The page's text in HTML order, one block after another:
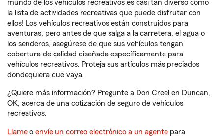
mundo de los vehículos recreativos es casi tan diverso como
la lista de actividades recreativas que puede disfrutar con
ellos! Los vehículos recreativos están construidos para
aventuras, pero antes de que salga a la carretera, el agua o
los senderos, asegúrese de que sus vehículos tengan
cobertura de calidad diseñada específicamente para
vehículos recreativos. Proteja sus artículos más preciados
dondequiera que vaya.
¿Quiere más información? Pregunte a Don Creel en Duncan,
OK, acerca de una cotización de seguro de vehículos
recreativos.
Llame o envíe un correo electrónico a un agente para